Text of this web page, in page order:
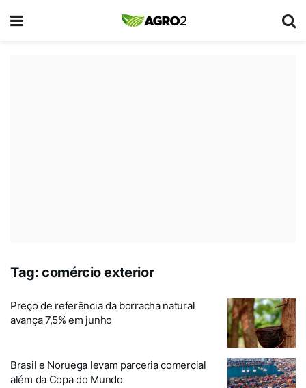
Tag: comércio exterior
Preço de referência da borracha natural
avança 7,5% em junho
Brasil e Noruega levam parceria comercial
além da Copa do Mundo